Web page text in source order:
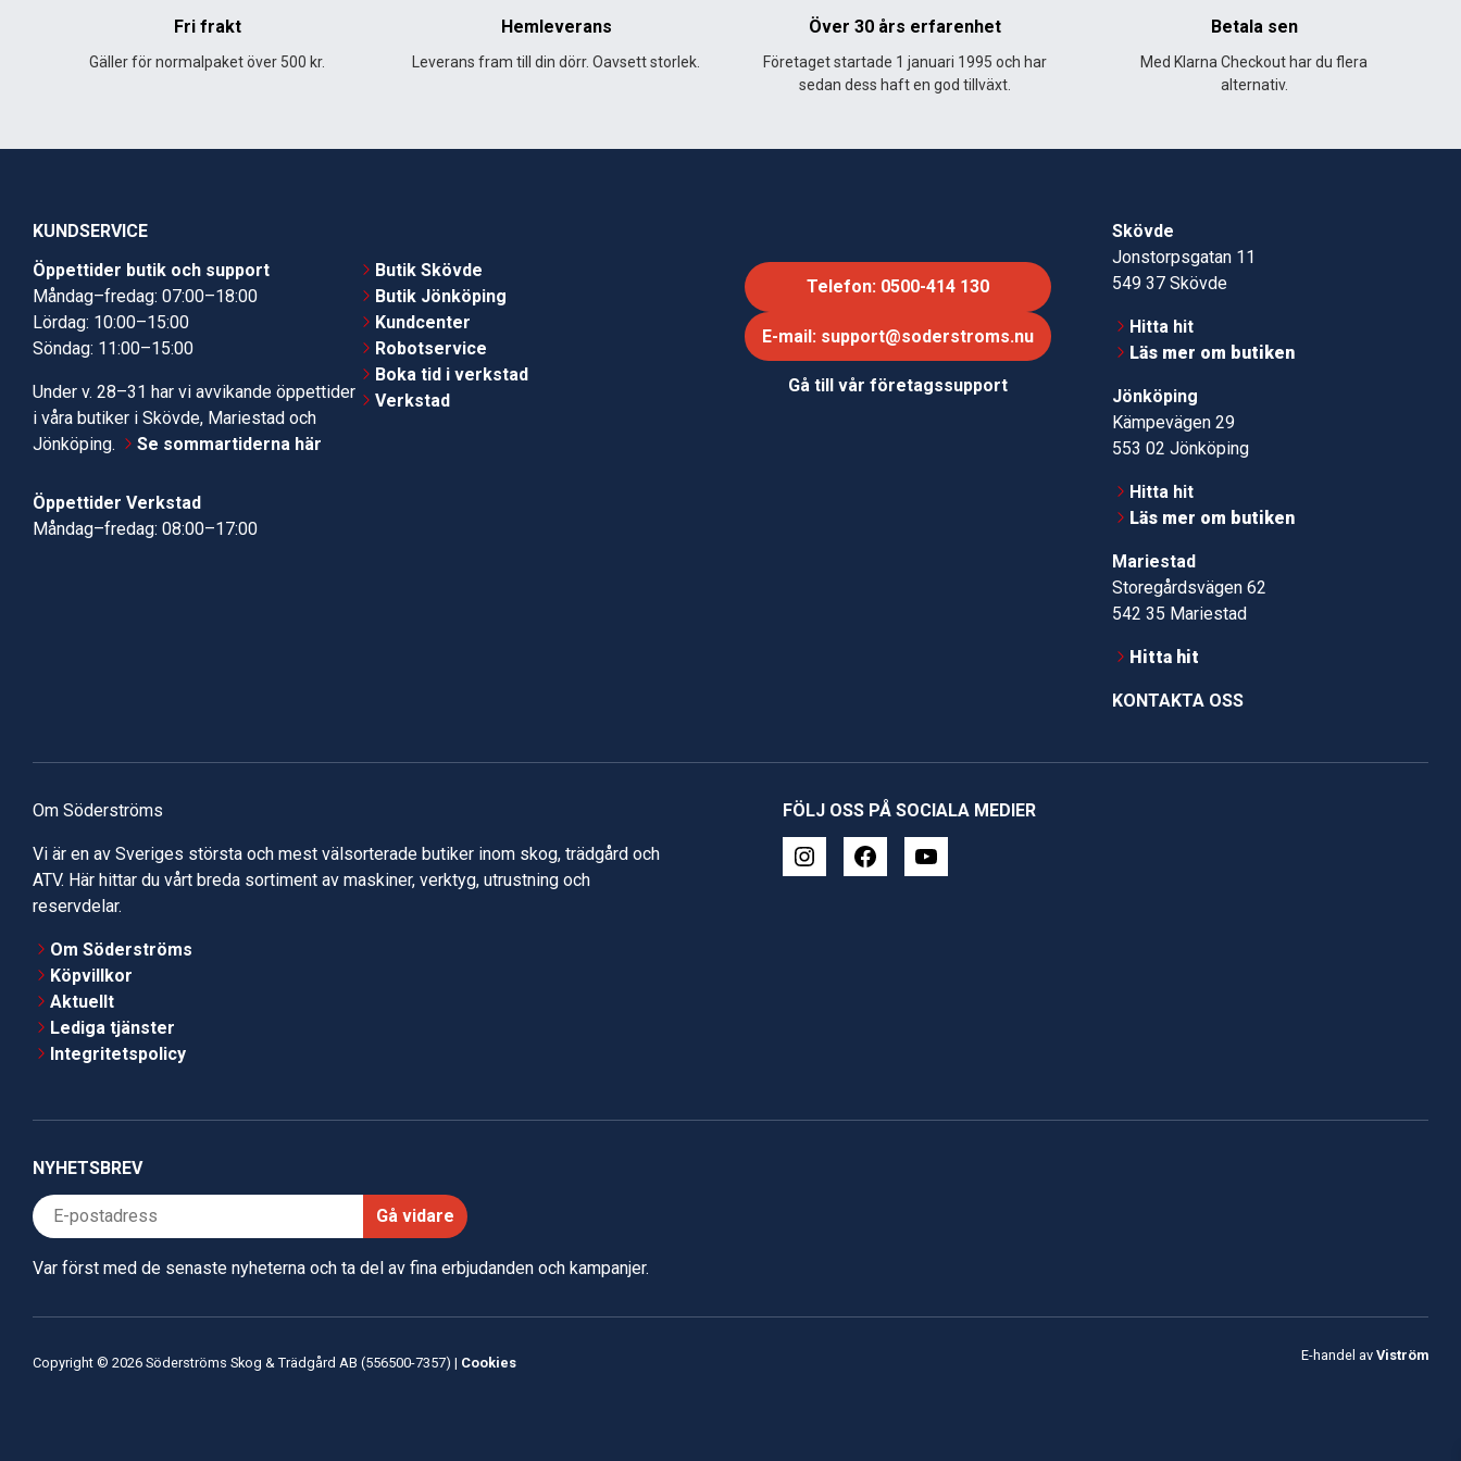
Fri frakt
Gäller för normalpaket över 500 kr.
Hemleverans
Leverans fram till din dörr. Oavsett storlek.
Över 30 års erfarenhet
Företaget startade 1 januari 1995 och har
sedan dess haft en god tillväxt.
Betala sen
Med Klarna Checkout har du flera
alternativ.
KUNDSERVICE
Öppettider butik och support
Måndag–fredag: 07:00–18:00
Lördag: 10:00–15:00
Söndag: 11:00–15:00
Under v. 28–31 har vi avvikande öppettider
i våra butiker i Skövde, Mariestad och
Jönköping.
Se sommartiderna här
Öppettider Verkstad
Måndag–fredag: 08:00–17:00
Butik Skövde
Butik Jönköping
Kundcenter
Robotservice
Boka tid i verkstad
Verkstad
Telefon: 0500-414 130
E-mail: support@soderstroms.nu
Gå till vår företagssupport
Skövde
Jonstorpsgatan 11
549 37 Skövde
Hitta hit
Läs mer om butiken
Jönköping
Kämpevägen 29
553 02 Jönköping
Hitta hit
Läs mer om butiken
Mariestad
Storegårdsvägen 62
542 35 Mariestad
Hitta hit
KONTAKTA OSS
Om Söderströms
Vi är en av Sveriges största och mest välsorterade butiker inom skog, trädgård och
ATV. Här hittar du vårt breda sortiment av maskiner, verktyg, utrustning och
reservdelar.
Om Söderströms
Köpvillkor
Aktuellt
Lediga tjänster
Integritetspolicy
FÖLJ OSS PÅ SOCIALA MEDIER
NYHETSBREV
Gå vidare
Var först med de senaste nyheterna och ta del av fina erbjudanden och kampanjer.
Copyright © 2026 Söderströms Skog & Trädgård AB (556500-7357) | Cookies E-handel av Viström